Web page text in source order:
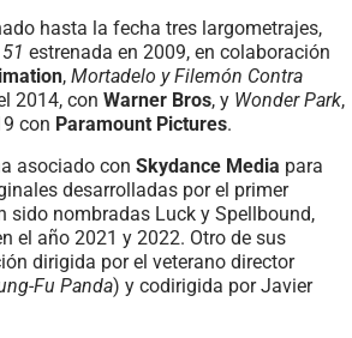
hasta la fecha tres largometrajes,
estrenada en 2009, en colaboración
, Mortadelo y Filemón Contra
2014, con Warner Bros, y Wonder Park,
con Paramount Pictures.
asociado con Skydance Media para
desarrolladas por el primer
sido nombradas Luck y Spellbound,
el año 2021 y 2022. Otro de sus
dirigida por el veterano director
Fu Panda) y codirigida por Javier